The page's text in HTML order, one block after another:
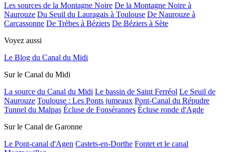
Les sources de la Montagne Noire De la Montagne Noire à
Naurouze Du Seuil du Lauragais à Toulouse De Naurouze à
Carcassonne De Trèbes à Béziers De Béziers à Sète
Voyez aussi
Le Blog du Canal du Midi
Sur le Canal du Midi
La source du Canal du Midi Le bassin de Saint Ferréol Le Seuil de
Naurouze Toulouse : Les Ponts jumeaux Pont-Canal du Répudre
Tunnel du Malpas Écluse de Fonsérannes Écluse ronde d'Agde
Sur le Canal de Garonne
Le Pont-canal d'Agen Castets-en-Dorthe Fontet et le canal